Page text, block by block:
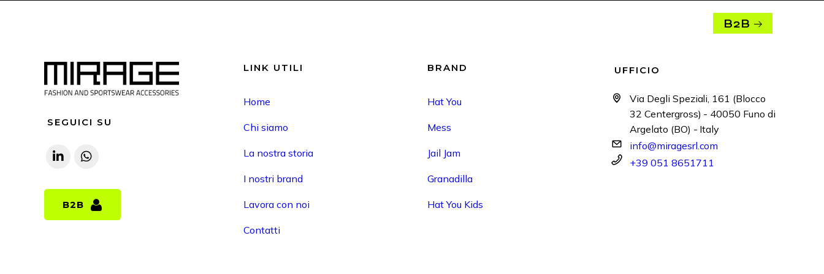
B2B
SEGUICI SU
B2B
B2B
LINK UTILI
Home
Chi siamo
La nostra storia
I nostri brand
Lavora con noi
Contatti
BRAND
Hat You
Mess
Jail Jam
Granadilla
Hat You Kids
UFFICIO
Via Degli Speziali, 161 (Blocco
32 Centergross) - 40050 Funo di
Argelato (BO) - Italy
info@miragesrl.com
+39 051 8651711